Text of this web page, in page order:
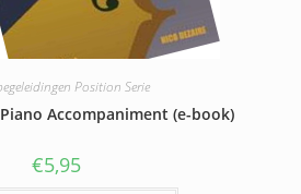
Position Serie
Accompaniment (e-book)
€5,95